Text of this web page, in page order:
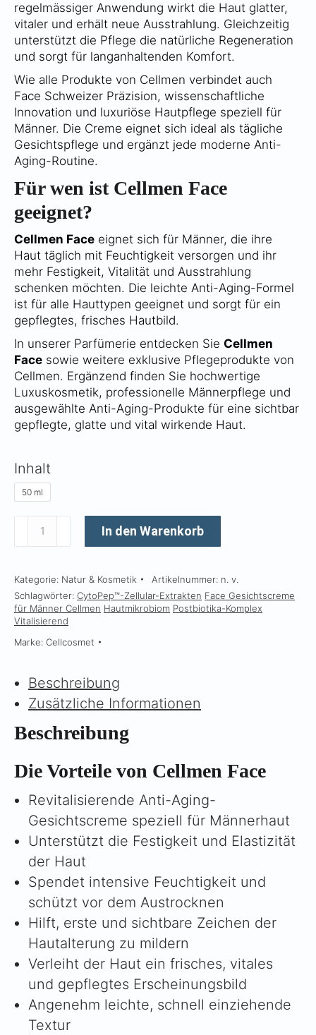
regelmässiger Anwendung wirkt die Haut glatter,
vitaler und erhält neue Ausstrahlung. Gleichzeitig
unterstützt die Pflege die natürliche Regeneration
und sorgt für langanhaltenden Komfort.
Wie alle Produkte von Cellmen verbindet auch
Face Schweizer Präzision, wissenschaftliche
Innovation und luxuriöse Hautpflege speziell für
Männer. Die Creme eignet sich ideal als tägliche
Gesichtspflege und ergänzt jede moderne Anti-
Aging-Routine.
Für wen ist Cellmen Face
geeignet?
Cellmen Face eignet sich für Männer, die ihre
Haut täglich mit Feuchtigkeit versorgen und ihr
mehr Festigkeit, Vitalität und Ausstrahlung
schenken möchten. Die leichte Anti-Aging-Formel
ist für alle Hauttypen geeignet und sorgt für ein
gepflegtes, frisches Hautbild.
In unserer Parfümerie entdecken Sie Cellmen
Face sowie weitere exklusive Pflegeprodukte von
Cellmen. Ergänzend finden Sie hochwertige
Luxuskosmetik, professionelle Männerpflege und
ausgewählte Anti-Aging-Produkte für eine sichtbar
gepflegte, glatte und vital wirkende Haut.
Inhalt
50 ml
CELLMEN
Face
In den Warenkorb
Kategorie: Natur & Kosmetik Artikelnummer: n. v.
Schlagwörter: CytoPep™-Zellular-Extrakten Face Gesichtscreme
für Männer Cellmen Hautmikrobiom Postbiotika-Komplex
Vitalisierend
Marke: Cellcosmet
Beschreibung
Zusätzliche Informationen
Beschreibung
Die Vorteile von Cellmen Face
Revitalisierende Anti-Aging-
Gesichtscreme speziell für Männerhaut
Unterstützt die Festigkeit und Elastizität
der Haut
Spendet intensive Feuchtigkeit und
schützt vor dem Austrocknen
Hilft, erste und sichtbare Zeichen der
Hautalterung zu mildern
Verleiht der Haut ein frisches, vitales
und gepflegtes Erscheinungsbild
Angenehm leichte, schnell einziehende
Textur